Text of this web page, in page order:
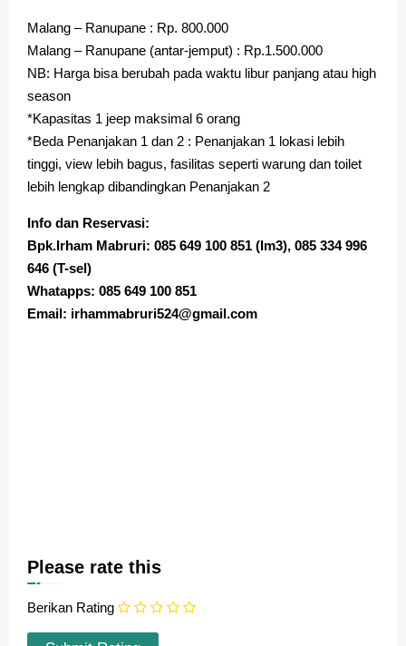
Malang – Ranupane : Rp. 800.000
Malang – Ranupane (antar-jemput) : Rp.1.500.000
NB: Harga bisa berubah pada waktu libur panjang atau high
season
*Kapasitas 1 jeep maksimal 6 orang
*Beda Penanjakan 1 dan 2 : Penanjakan 1 lokasi lebih
tinggi, view lebih bagus, fasilitas seperti warung dan toilet
lebih lengkap dibandingkan Penanjakan 2
Info dan Reservasi:
Bpk.Irham Mabruri: 085 649 100 851 (Im3), 085 334 996
646 (T-sel)
Whatapps: 085 649 100 851
Email: irhammabruri524@gmail.com
Please rate this
Berikan Rating